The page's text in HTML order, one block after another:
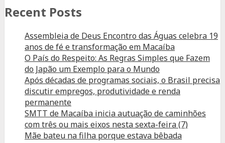
Recent Posts
Assembleia de Deus Encontro das Águas celebra 19
anos de fé e transformação em Macaíba
O País do Respeito: As Regras Simples que Fazem
do Japão um Exemplo para o Mundo
Após décadas de programas sociais, o Brasil precisa
discutir empregos, produtividade e renda
permanente
SMTT de Macaíba inicia autuação de caminhões
com três ou mais eixos nesta sexta-feira (7)
Mãe bateu na filha porque estava bêbada